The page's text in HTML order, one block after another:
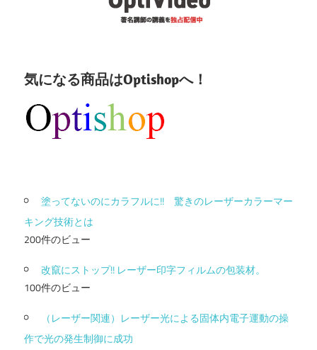
気になる商品はOptishopへ！
塗ってないのにカラフルに!! 驚きのレーザーカラーマー
キング技術とは
200件のビュー
改竄にストップ!! レーザー印字フィルムの包装材。
100件のビュー
（レーザー関連）レーザー光による固体内電子運動の操
作で光の発生制御に成功